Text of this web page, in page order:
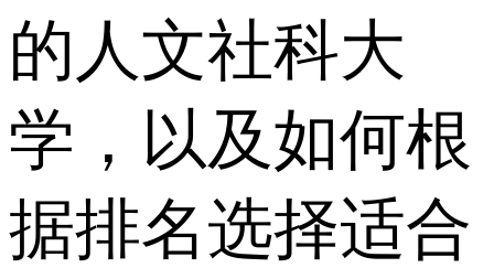
的人文社科大
学，以及如何根
据排名选择适合